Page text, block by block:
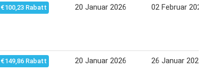
€100,23 Rabatt 20 Januar 2026 02 Februar 2026
€149,86 Rabatt 20 Januar 2026 26 Januar 2026